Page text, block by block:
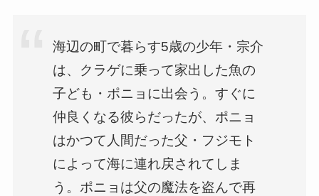
海辺の町で暮らす5歳の少年・宗介
は、クラゲに乗って家出した魚の
子ども・ポニョに出会う。すぐに
仲良くなる彼らだったが、ポニョ
はかつて人間だった父・フジモト
によって海に連れ戻されてしま
う。ポニョは父の魔法を盗んで再